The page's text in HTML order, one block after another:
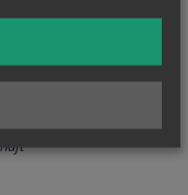
WERDEN
von
Für die
Sterbender oder ihrer
trauriger